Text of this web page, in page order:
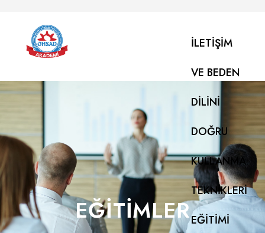
İLETIŞIM
VE BEDEN
DILINI
DOĞRU
KULLANMA
TEKNIKLERI
EĞITIMI
EĞITIMLER